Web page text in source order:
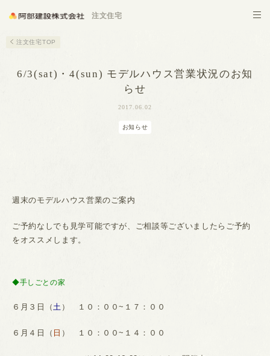
注文住宅
注文住宅TOP
6/3(sat)・4(sun) モデルハウス営業状況のお知
らせ
2017.06.02
お知らせ
週末のモデルハウス営業のご案内
ご予約なしでも見学可能ですが、ご相談等ございましたらご予約
をオススメします。
◆手しごとの家
６月３日（土 ） １０：００~１７：００
６月４日（ 日 ） １０：００~１４：００